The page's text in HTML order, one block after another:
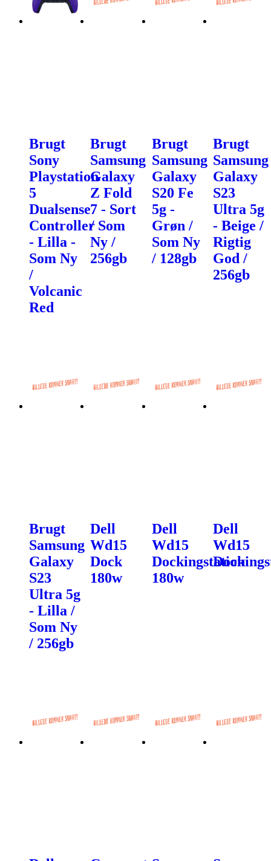
Brugt
Sony
Playstation
5
Dualsense
Controller
- Lilla -
Som Ny
/
Volcanic
Red
Brugt
Samsung
Galaxy
Z Fold
7 - Sort
/ Som
Ny /
256gb
Brugt
Samsung
Galaxy
S20 Fe
5g -
Grøn /
Som Ny
/ 128gb
Brugt
Samsung
Galaxy
S23
Ultra 5g
- Beige /
Rigtig
God /
256gb
Brugt
Samsung
Galaxy
S23
Ultra 5g
- Lilla /
Som Ny
/ 256gb
Dell
Wd15
Dock
180w
Dell
Wd15
Dockingstation
180w
Dell
Wd15